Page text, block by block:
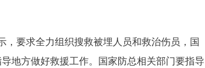
要求全力组织搜救被埋人员和救治伤员，国
地方做好救援工作。国家防总相关部门要指导